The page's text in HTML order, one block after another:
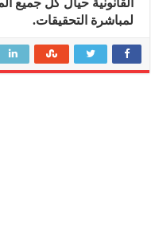
القانونية حيال كل جميع
لمباشرة التحقيقات.